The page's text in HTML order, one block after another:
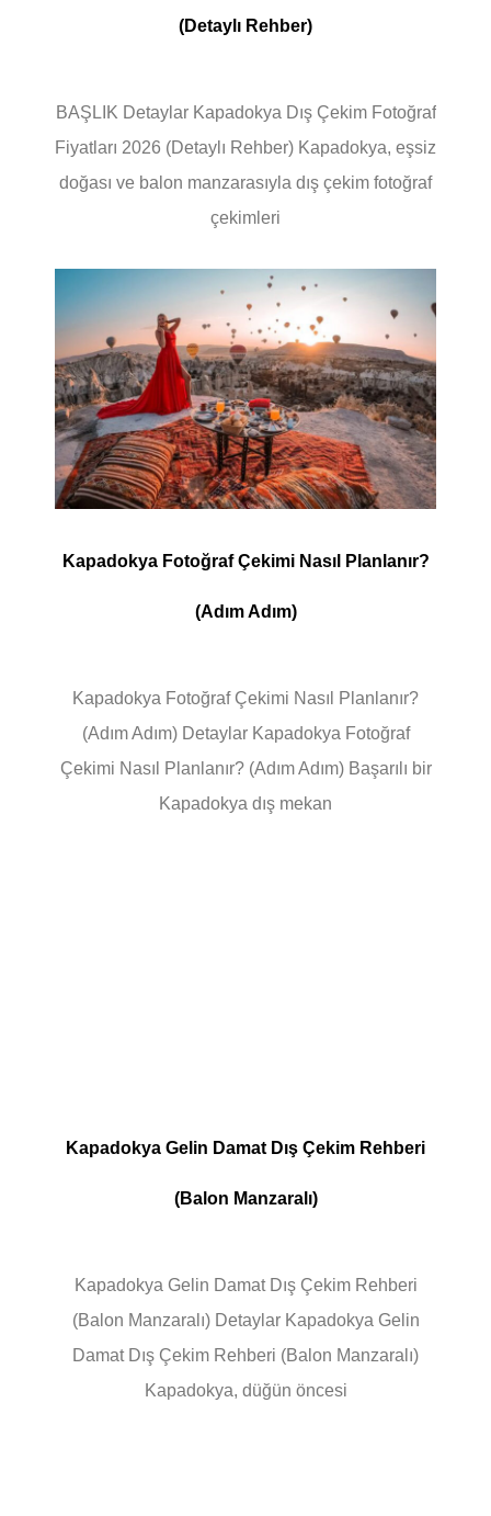
(Detaylı Rehber)
BAŞLIK Detaylar Kapadokya Dış Çekim Fotoğraf
Fiyatları 2026 (Detaylı Rehber) Kapadokya, eşsiz
doğası ve balon manzarasıyla dış çekim fotoğraf
çekimleri
Kapadokya Fotoğraf Çekimi Nasıl Planlanır?
(Adım Adım)
Kapadokya Fotoğraf Çekimi Nasıl Planlanır?
(Adım Adım) Detaylar Kapadokya Fotoğraf
Çekimi Nasıl Planlanır? (Adım Adım) Başarılı bir
Kapadokya dış mekan
Kapadokya Gelin Damat Dış Çekim Rehberi
(Balon Manzaralı)
Kapadokya Gelin Damat Dış Çekim Rehberi
(Balon Manzaralı) Detaylar Kapadokya Gelin
Damat Dış Çekim Rehberi (Balon Manzaralı)
Kapadokya, düğün öncesi